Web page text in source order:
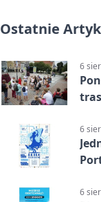
Ostatnie
6
6
6